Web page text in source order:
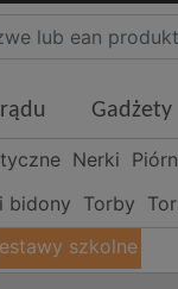
Gadżety
Nerki
bidony Torby
szkolne